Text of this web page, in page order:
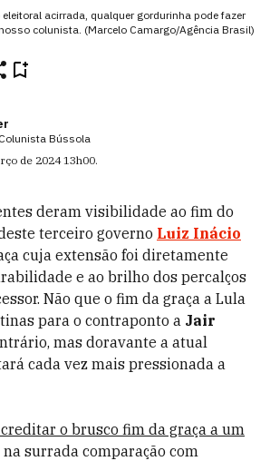
acirrada, qualquer gordurinha pode fazer
colunista. (Marcelo Camargo/Agência Brasil)
Bússola
de 202413h00.
deram visibilidade ao fim do
terceiro governo Luiz Inácio
cuja extensão foi diretamente
e ao brilho dos percalços
Não que o fim da graça a Lula
para o contraponto a Jair
mas doravante a atual
cada vez mais pressionada a
o brusco fim da graça a um
na surrada comparação com